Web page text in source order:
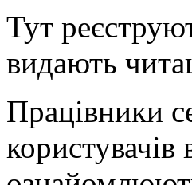
Тут
видають
Працівники
користувачів